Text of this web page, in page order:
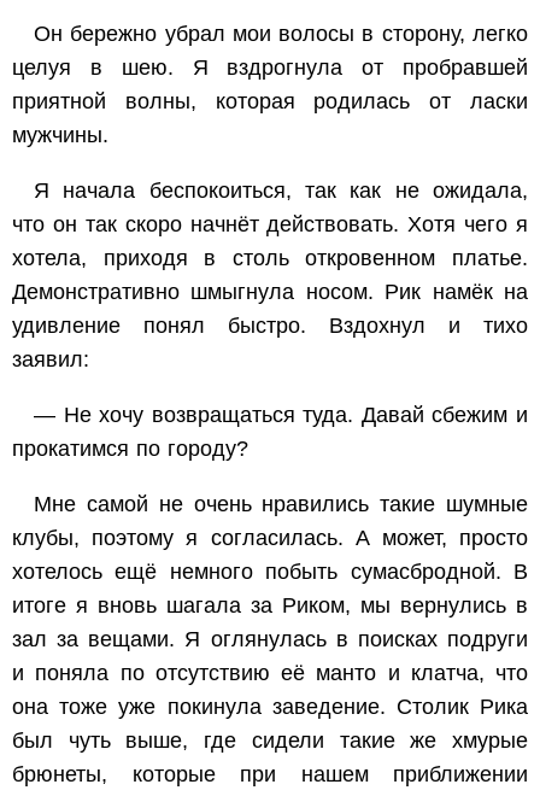
Он бережно убрал мои волосы в сторону, легко
целуя в шею. Я вздрогнула от пробравшей
приятной волны, которая родилась от ласки
мужчины.
Я начала беспокоиться, так как не ожидала,
что он так скоро начнёт действовать. Хотя чего я
хотела, приходя в столь откровенном платье.
Демонстративно шмыгнула носом. Рик намёк на
удивление понял быстро. Вздохнул и тихо
заявил:
— Не хочу возвращаться туда. Давай сбежим и
прокатимся по городу?
Мне самой не очень нравились такие шумные
клубы, поэтому я согласилась. А может, просто
хотелось ещё немного побыть сумасбродной. В
итоге я вновь шагала за Риком, мы вернулись в
зал за вещами. Я оглянулась в поисках подруги
и поняла по отсутствию её манто и клатча, что
она тоже уже покинула заведение. Столик Рика
был чуть выше, где сидели такие же хмурые
брюнеты, которые при нашем приближении